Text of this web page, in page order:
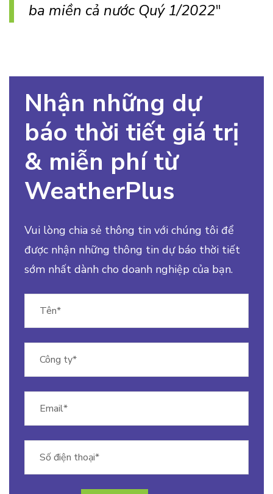
ba miền cả nước Quý 1/2022
Nhận những dự
báo thời tiết giá trị
& miễn phí từ
WeatherPlus
Vui lòng chia sẻ thông tin với chúng tôi để
được nhận những thông tin dự báo thời tiết
sớm nhất dành cho doanh nghiệp của bạn.